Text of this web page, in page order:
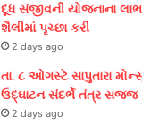
દૂધ સંજીવની યોજનાના
શૈલીમાં પૃચ્છા કરી
2 days ago
તા. ૮ ઓગસ્ટે સાપુતારા
ઉદ્ઘાટન સંદર્ભે તંત્ર સજ્જ
2 days ago